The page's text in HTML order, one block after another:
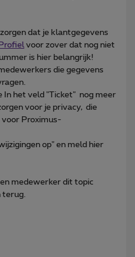
dat je klantgegevens
voor zover dat nog niet
is hier belangrijk!
die gegevens
In het veld "Ticket" nog meer
voor je privacy, die
voor Proximus-
op" en meld hier
medewerker dit topic
terug.